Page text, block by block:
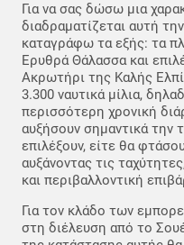
Για να σας δώσω μια
διαδραματίζεται αυτή
καταγράφω τα εξής: τα
Ερυθρά Θάλασσα και
Ακρωτήρι της Καλής
3.300 ναυτικά μίλια,
περισσότερη χρονική
αυξήσουν σημαντικά την
επιλέξουν, είτε θα
αυξάνοντας τις
και περιβαλλοντική
Για τον κλάδο των
στη διέλευση από το